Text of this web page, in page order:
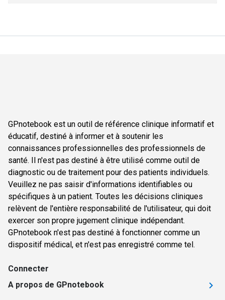
GPnotebook est un outil de référence clinique informatif et
éducatif, destiné à informer et à soutenir les
connaissances professionnelles des professionnels de
santé. Il n'est pas destiné à être utilisé comme outil de
diagnostic ou de traitement pour des patients individuels.
Veuillez ne pas saisir d'informations identifiables ou
spécifiques à un patient. Toutes les décisions cliniques
relèvent de l'entière responsabilité de l'utilisateur, qui doit
exercer son propre jugement clinique indépendant.
GPnotebook n'est pas destiné à fonctionner comme un
dispositif médical, et n'est pas enregistré comme tel.
Connecter
A propos de GPnotebook